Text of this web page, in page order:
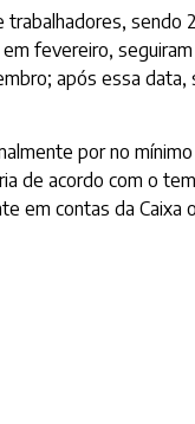
sendo
fevereiro,
após essa data,
por no
de acordo com o
em contas da Caixa